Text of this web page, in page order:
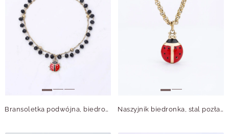
Bransoletka podwójna, biedronka, stal pozłacana S112779Z01 Naszyjnik biedronka, stal pozłacana S312896Z00